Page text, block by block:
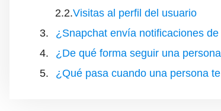
Visitas al perfil del usuario
¿Snapchat envía notificaciones
¿De qué forma seguir una
¿Qué pasa cuando una persona